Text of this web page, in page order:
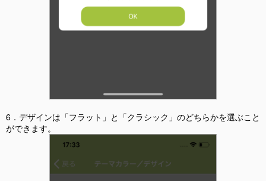
6．デザインは「フラット」と「クラシック」のどちらかを選ぶこと
ができます。